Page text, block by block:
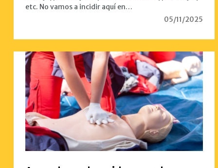
05/11/2025
etc. No vamos a incidir aquí en…